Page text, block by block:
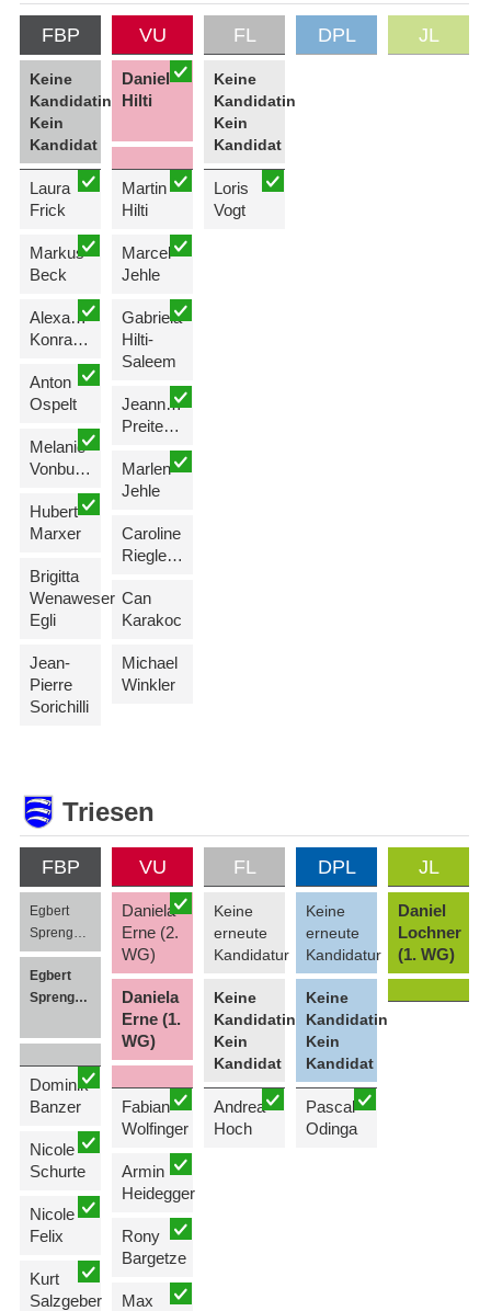
FBP
Keine
Kandidatin
Kein
Kandidat
Laura
Frick
Markus
Beck
Alexandra
Konrad-Biedermann
Anton
Ospelt
Melanie
Vonbun-Frommelt
Hubert
Marxer
Brigitta
Wenaweser
Egli
Jean-
Pierre
Sorichilli
VU
Daniel
Hilti
Martin
Hilti
Marcel
Jehle
Gabriela
Hilti-
Saleem
Jeannine
Preite-Niedhart
Marlen
Jehle
Caroline
Riegler (-Rüdisser)
Can
Karakoc
Michael
Winkler
FL
Keine
Kandidatin
Kein
Kandidat
Loris
Vogt
DPL JL
Triesen
FBP
Egbert
Sprenger (2. WG)
Egbert
Sprenger (1. WG)
Dominik
Banzer
Nicole
Schurte
Nicole
Felix
Kurt
Salzgeber
VU
Daniela
Erne (2.
WG)
Daniela
Erne (1.
WG)
Fabian
Wolfinger
Armin
Heidegger
Rony
Bargetze
Max
FL
Keine
erneute
Kandidatur
Keine
Kandidatin
Kein
Kandidat
Andrea
Hoch
DPL
Keine
erneute
Kandidatur
Keine
Kandidatin
Kein
Kandidat
Pascal
Odinga
JL
Daniel
Lochner
(1. WG)